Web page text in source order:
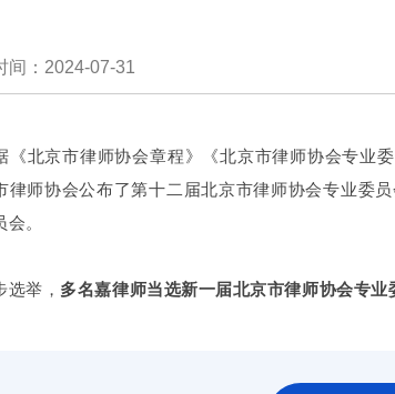
间：2024-07-31
《北京市律师协会章程》《北京市律师协会专业
律师协会公布了第十二届北京市律师协会专业委
。
举， 多名嘉律师当选新一届北京市律师协会专业